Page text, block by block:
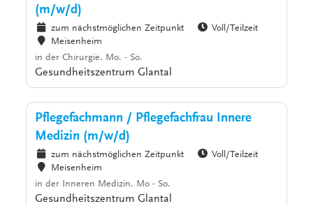
(m/w/d)
zum nächstmöglichen Zeitpunkt
Voll/Teilzeit
Meisenheim
in der Chirurgie. Mo. - So.
Gesundheitszentrum Glantal
Pflegefachmann / Pflegefachfrau Innere
Medizin (m/w/d)
zum nächstmöglichen Zeitpunkt
Voll/Teilzeit
Meisenheim
in der Inneren Medizin. Mo - So.
Gesundheitszentrum Glantal